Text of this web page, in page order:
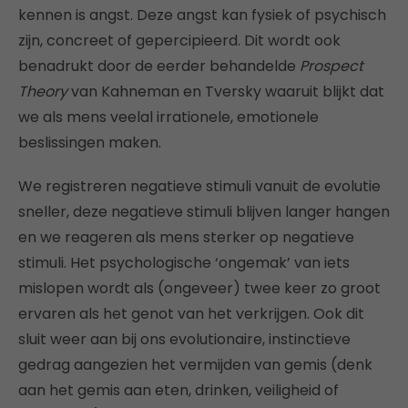
kennen is angst. Deze angst kan fysiek of psychisch
zijn, concreet of gepercipieerd. Dit wordt ook
benadrukt door de eerder behandelde Prospect
Theoryvan Kahneman en Tversky waaruit blijkt dat
we als mens veelal irrationele, emotionele
beslissingen maken.
We registreren negatieve stimuli vanuit de evolutie
sneller, deze negatieve stimuli blijven langer hangen
en we reageren als mens sterker op negatieve
stimuli. Het psychologische ‘ongemak’ van iets
mislopen wordt als (ongeveer) twee keer zo groot
ervaren als het genot van het verkrijgen. Ook dit
sluit weer aan bij ons evolutionaire, instinctieve
gedrag aangezien het vermijden van gemis (denk
aan het gemis aan eten, drinken, veiligheid of